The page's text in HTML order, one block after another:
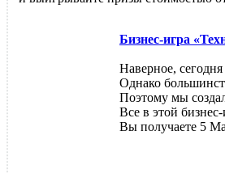
Бизнес-игра
Наверное,
Однако
Поэтому мы
Все в этой
Вы получаете 5